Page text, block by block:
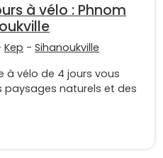
à vélo : Phnom
Kep - Sihanoukville
à vélo de 4 jours vous
paysages naturels et des